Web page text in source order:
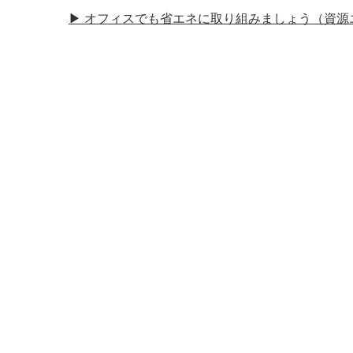
▶︎ オフィスでも省エネに取り組みましょう（資源